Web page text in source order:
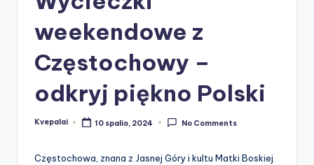
weekendowe z
Częstochowy –
odkryj piękno Polski
Posted
Kvepalai 10 spalio, 2024 No Comments
Częstochowa, znana z Jasnej Góry i kultu Matki Boskiej